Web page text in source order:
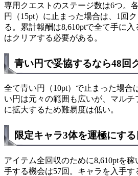
専用クエストのステージ数は6つ。
円（15pt）に止まった場合は、1回
る。累計報酬は8,610ptで全て手に
はクリアする必要がある。
青い円で妥協するなら48回
全て青い円（10pt）で止まった場合
い円は元々の範囲も広いが、マル
に拡大するため難易度は低い。
限定キャラ3体を運極にす
アイテム全回収のために8,610ptを
手する機会は57回。キャラを入手す